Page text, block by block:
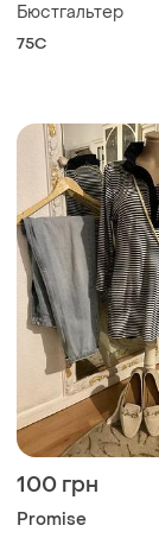
Бюстгальтер
75C
100 грн
Promise